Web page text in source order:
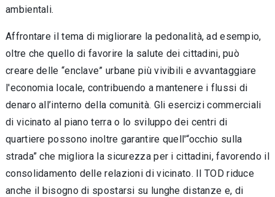
ambientali.
Affrontare il tema di migliorare la pedonalità, ad esempio,
oltre che quello di favorire la salute dei cittadini, può
creare delle “enclave” urbane più vivibili e avvantaggiare
l'economia locale, contribuendo a mantenere i flussi di
denaro all’interno della comunità. Gli esercizi commerciali
di vicinato al piano terra o lo sviluppo dei centri di
quartiere possono inoltre garantire quell'“occhio sulla
strada” che migliora la sicurezza per i cittadini, favorendo il
consolidamento delle relazioni di vicinato. Il TOD riduce
anche il bisogno di spostarsi su lunghe distanze e, di